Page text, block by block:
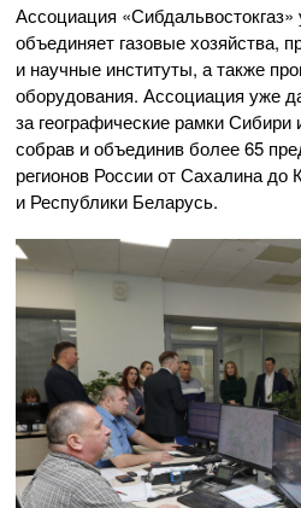
Ассоциация
объединяет газовые хозяйства,
и научные институты, а также
оборудования. Ассоциация уже
за географические рамки Сибири
собрав и объединив более 65
регионов России от Сахалина до
и Республики Беларусь.